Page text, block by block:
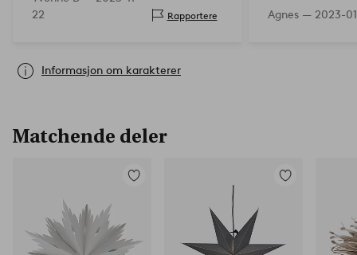
22
Rapportere Agnes — 2023-
Informasjon om karakterer
Matchende deler
Legg
Legg